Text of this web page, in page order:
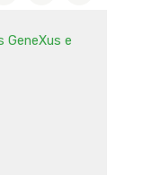
GeneXus e